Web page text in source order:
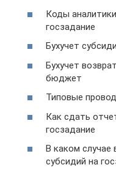
Коды
госзадание
Бухучет
Бухучет
бюджет
​​​​​​​Типовые
Как сдать
госзадание
В каком
субсидий на